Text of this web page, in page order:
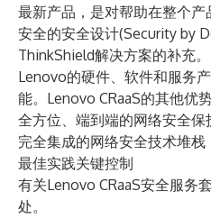
最新产品，是对帮助在整个产
安全的安全设计(Security by
ThinkShield解决方案的补充
Lenovo的硬件、软件和服务
能。Lenovo CRaaS的其他优
全方位、端到端的网络安全保
完全集成的网络安全技术堆
最佳实践关键控制
有关Lenovo CRaaS安全服务
处。